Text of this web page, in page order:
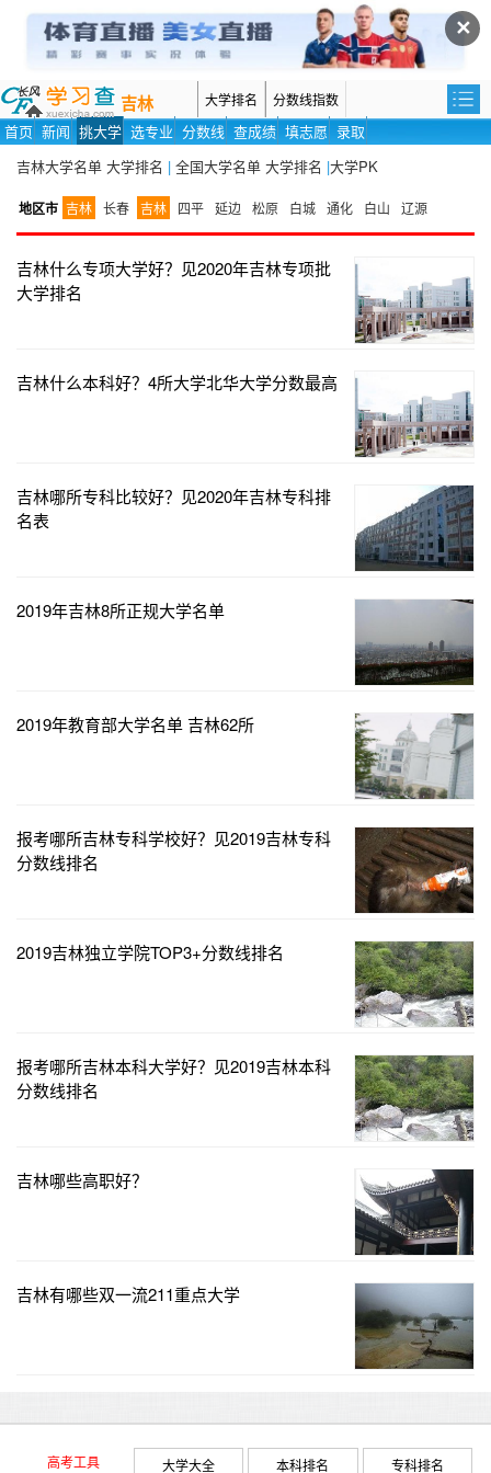
✕
吉林 大学排名 分数线指数
首页 新闻 挑大学 选专业 分数线 查成绩 填志愿 录取
吉林大学名单 大学排名 | 全国大学名单 大学排名 |大学PK
地区市 吉林 长春 吉林 四平 延边 松原 白城 通化 白山 辽源
吉林什么专项大学好？见2020年吉林专项批
大学排名
吉林什么本科好？4所大学北华大学分数最高
吉林哪所专科比较好？见2020年吉林专科排
名表
2019年吉林8所正规大学名单
2019年教育部大学名单 吉林62所
报考哪所吉林专科学校好？见2019吉林专科
分数线排名
2019吉林独立学院TOP3+分数线排名
报考哪所吉林本科大学好？见2019吉林本科
分数线排名
吉林哪些高职好？
吉林有哪些双一流211重点大学
高考工具 大学大全 本科排名 专科排名